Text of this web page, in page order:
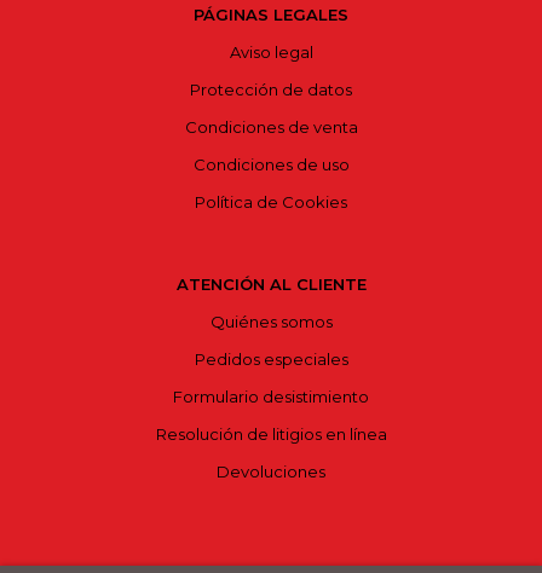
PÁGINAS LEGALES
Aviso legal
Protección de datos
Condiciones de venta
Condiciones de uso
Política de Cookies
ATENCIÓN AL CLIENTE
Quiénes somos
Pedidos especiales
Formulario desistimiento
Resolución de litigios en línea
Devoluciones